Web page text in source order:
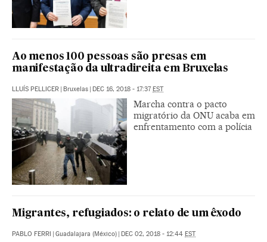
Ao menos 100 pessoas são presas em
manifestação da ultradireita em Bruxelas
LLUÍS PELLICER | Bruxelas | DEC 16, 2018 - 17:37EST
Marcha contra o pacto
migratório da ONU acaba em
enfrentamento com a polícia
Migrantes, refugiados: o relato de um êxodo
PABLO FERRI | Guadalajara (México) | DEC 02, 2018 - 12:44 EST